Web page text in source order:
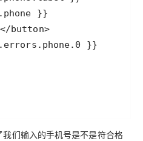
        <button>提交</button>
们输入的手机号是不是符合格